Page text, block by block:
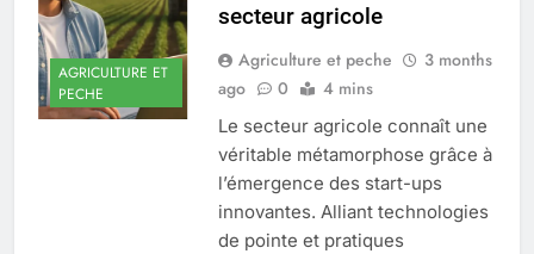
AGRICULTURE ET
PECHE
secteur agricole
Agriculture et peche
3 months
ago
0 4 mins
Le secteur agricole connaît une
véritable métamorphose grâce à
l’émergence des start-ups
innovantes. Alliant technologies
de pointe et pratiques